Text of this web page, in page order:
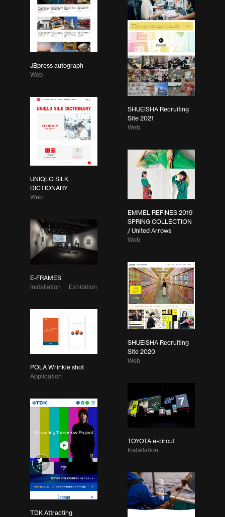
JBpress autograph
Web
SHUEISHA Recruiting
Site 2021
Web
UNIQLO SILK
DICTIONARY
Web
EMMEL REFINES 2019
SPRING COLLECTION
/ United Arrows
Web
E-FRAMES
Installation
Exhibition
SHUEISHA Recruiting
Site 2020
Web
POLA Wrinkle shot
Application
TOYOTA e-circut
Installation
TDK Attracting